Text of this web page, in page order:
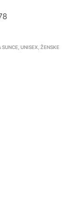
SUNCE ,UNISEX ,ŽENSKE